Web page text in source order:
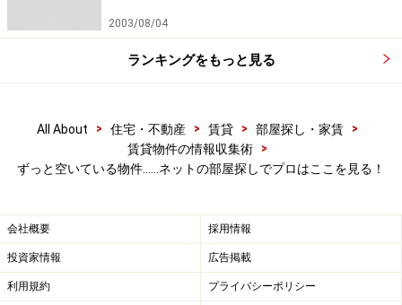
物件写真は、いわば証拠写真。たくさんの写真が載って
募集住宅の写真が妙に、引いて撮影されて
物件広告では、部屋を出来る限り広く見せようと、広角
レンズを使った撮影が多くなっています。まあ、広角レ
ンズで撮影する事が、違法なわけではないのですが、左
右が歪んでいる画像については、この広角レンズを使っ
2003/08/04
ランキングをもっと見る
All About > 住宅・不動産 > 賃貸 > 部屋探し・家賃
>
賃貸物件の情報収集術
>
ずっと空いている物件……ネットの部屋探しでプロはここを見る！
会社概要 採用情報
投資家情報 広告掲載
利用規約 プライバシーポリシー